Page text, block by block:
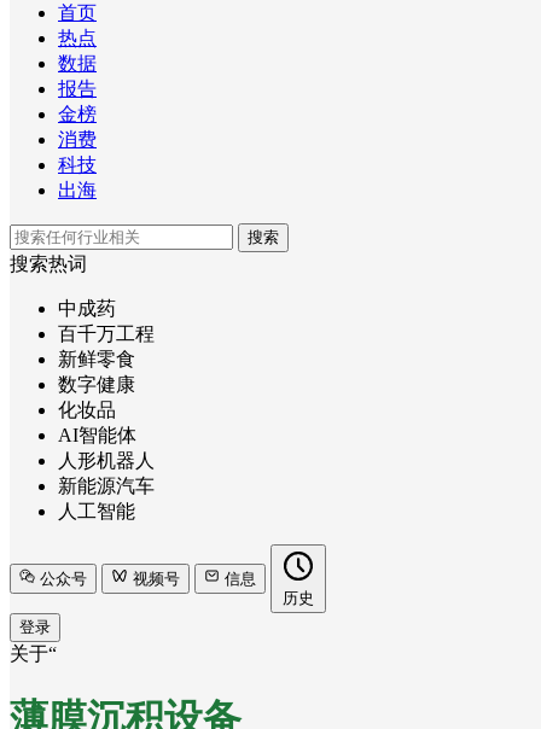
首页
热点
数据
报告
金榜
消费
科技
出海
搜索
搜索热词
中成药
百千万工程
新鲜零食
数字健康
化妆品
AI智能体
人形机器人
新能源汽车
人工智能
公众号 视频号
信息
历史
登录
关于“
薄膜沉积设备